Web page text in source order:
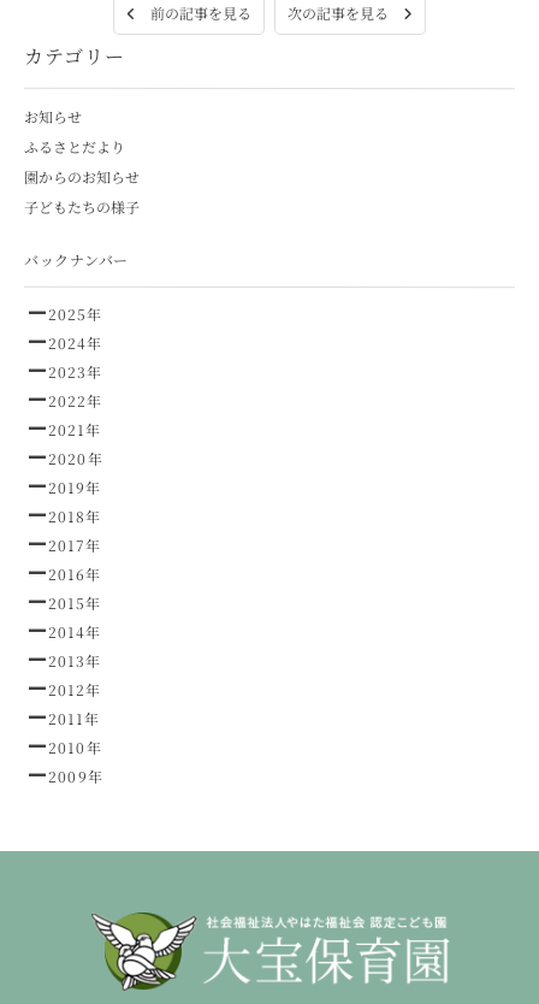
カテゴリー
お知らせ
ふるさとだより
園からのお知らせ
子どもたちの様子
バックナンバー
2025年
2024年
2023年
2022年
2021年
2020年
2019年
2018年
2017年
2016年
2015年
2014年
2013年
2012年
2011年
2010年
2009年
前の記事を見る 次の記事を見る